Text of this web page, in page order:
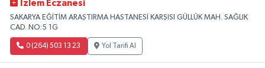
İzlem Eczanesi
SAKARYA EĞİTİM ARAŞTIRMA HASTANESİ KARŞISI GÜLLÜK MAH. SAĞLIK
CAD. NO:5 1G
0 (264) 503 13 23 Yol Tarifi Al